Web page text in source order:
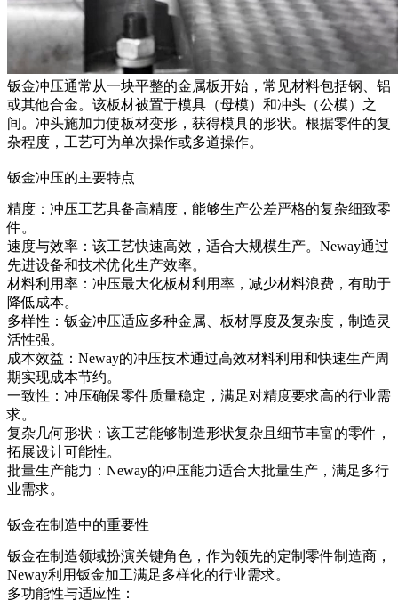
钣金冲压通常从一块平整的金属板开始，常见材料包括钢、铝
或其他合金。该板材被置于模具（母模）和冲头（公模）之
间 。冲头施加力使板材变形，获得模具的形状。根据零件的复
杂程度，工艺可为单次操作或多道操作。
钣金冲压的主要特点
精度：冲压工艺具备高精度，能够生产公差严格的复杂细致零
件。
速度与效率：该工艺快速高效，适合大规模生产。Neway通过
先进设备和技术优化生产效率。
材料利用率：冲压最大化板材利用率，减少材料浪费，有助于
降低成本。
多样性：钣金冲压适应多种金属、 板材厚度及复杂度，制造灵
活性强。
成本效益：Neway的冲压技术通过高效材料利用和快速生产周
期实现成本节约。
一致性：冲压确保零件质量稳定，满足对精度要求高的行业需
求。
复杂几何形状：该工艺能够制造形状复杂且细节丰富的零件，
拓展设计可能性。
批量生产能力：Neway的冲压能力适合大批量生产，满足多行
业需求。
钣金在制造中的重要性
钣金在制造领域扮演关键角色，作为领先的定制零件制造商，
Neway利用钣金加工满足多样化的行业需求。
多功能性与适应性：